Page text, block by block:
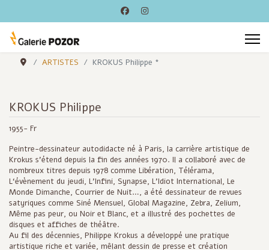
ARTISTES KROKUS Philippe *
KROKUS Philippe
1955- Fr
Peintre-dessinateur autodidacte né à Paris, la carrière artistique de
Krokus s'étend depuis la fin des années 1970. Il a collaboré avec de
nombreux titres depuis 1978 comme Libération, Télérama,
L‘évènement du jeudi, L’Infini, Synapse, L’Idiot International, Le
Monde Dimanche, Courrier de Nuit…, a été dessinateur de revues
satyriques comme Siné Mensuel, Global Magazine, Zebra, Zelium,
Même pas peur, ou Noir et Blanc, et a illustré des pochettes de
disques et affiches de théâtre.
Au fil des décennies, Philippe Krokus a développé une pratique
artistique riche et variée, mêlant dessin de presse et création